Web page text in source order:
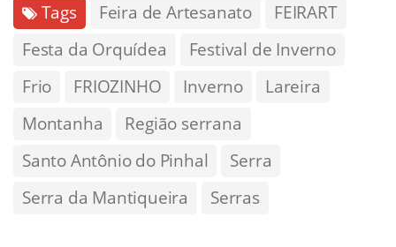
Tags Feira de Artesanato
FEIRART
Festa da Orquídea
Festival de Inverno
Frio
FRIOZINHO Inverno
Lareira
Montanha
Região serrana
Santo Antônio do Pinhal
Serra
Serra da Mantiqueira
Serras